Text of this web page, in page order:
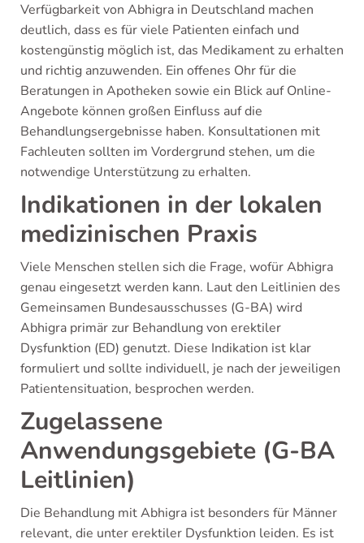
Verfügbarkeit von Abhigra in Deutschland machen
deutlich, dass es für viele Patienten einfach und
kostengünstig möglich ist, das Medikament zu erhalten
und richtig anzuwenden. Ein offenes Ohr für die
Beratungen in Apotheken sowie ein Blick auf Online-
Angebote können großen Einfluss auf die
Behandlungsergebnisse haben. Konsultationen mit
Fachleuten sollten im Vordergrund stehen, um die
notwendige Unterstützung zu erhalten.
Indikationen in der lokalen
medizinischen Praxis
Viele Menschen stellen sich die Frage, wofür Abhigra
genau eingesetzt werden kann. Laut den Leitlinien des
Gemeinsamen Bundesausschusses (G-BA) wird
Abhigra primär zur Behandlung von erektiler
Dysfunktion (ED) genutzt. Diese Indikation ist klar
formuliert und sollte individuell, je nach der jeweiligen
Patientensituation, besprochen werden.
Zugelassene
Anwendungsgebiete (G-BA
Leitlinien)
Die Behandlung mit Abhigra ist besonders für Männer
relevant, die unter erektiler Dysfunktion leiden. Es ist